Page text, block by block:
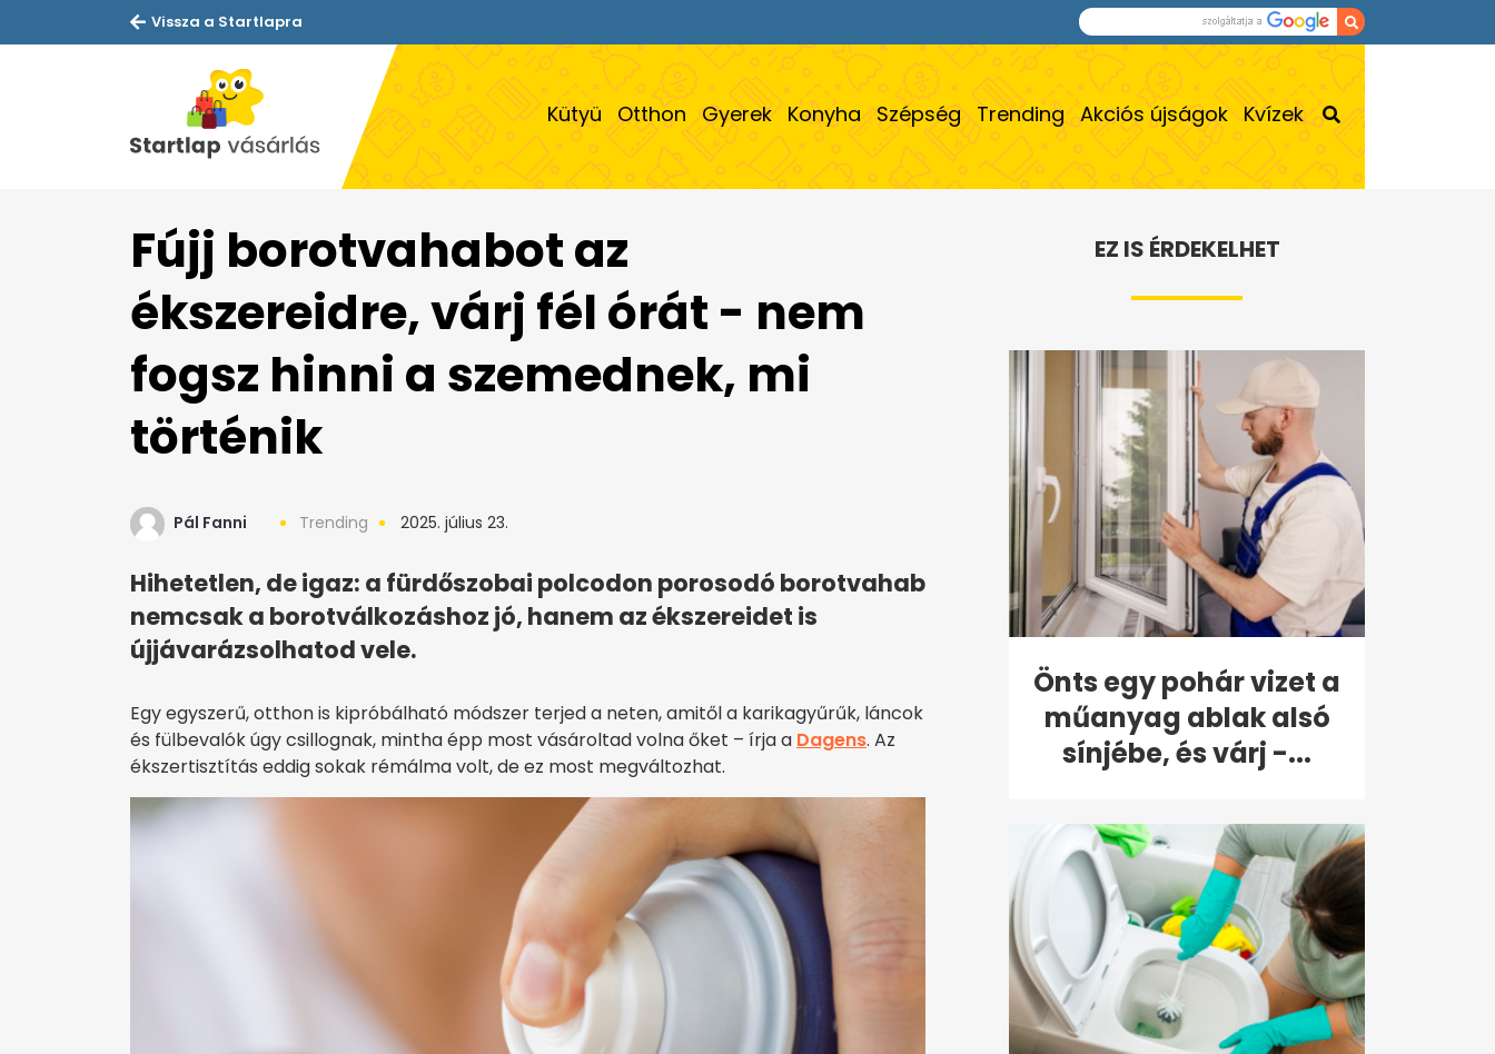
Vissza a Startlapra
Kütyü Otthon Gyerek Konyha Szépség Trending Akciós újságok Kvízek
Fújj borotvahabot az
ékszereidre, várj fél órát - nem
fogsz hinni a szemednek, mi
történik
Pál Fanni Trending 2025. július 23.
Hihetetlen, de igaz: a fürdőszobai polcodon porosodó borotvahab
nemcsak a borotválkozáshoz jó, hanem az ékszereidet is
újjávarázsolhatod vele.
Egy egyszerű, otthon is kipróbálható módszer terjed a neten, amitől a karikagyűrűk, láncok
és fülbevalók úgy csillognak, mintha épp most vásároltad volna őket – írja a Dagens. Az
ékszertisztítás eddig sokak rémálma volt, de ez most megváltozhat.
EZ IS ÉRDEKELHET
Önts egy pohár vizet a
műanyag ablak alsó
sínjébe, és várj -...